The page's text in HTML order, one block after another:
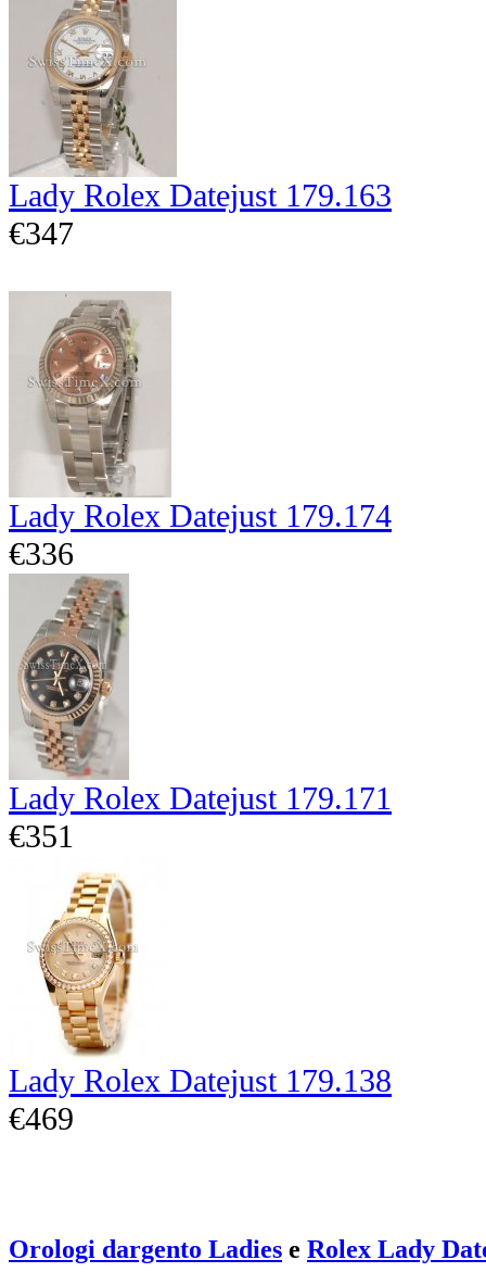
Lady Rolex Datejust 179.163
€347
Lady Rolex Datejust 179.174
€336
Lady Rolex Datejust 179.171
€351
Lady Rolex Datejust 179.138
€469
Orologi dargento Ladies e Rolex Lady